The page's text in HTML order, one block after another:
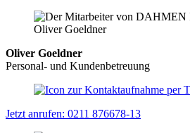
Oliver Goeldner
Personal- und Kundenbetreuung
Jetzt anrufen: 0211 876678-13